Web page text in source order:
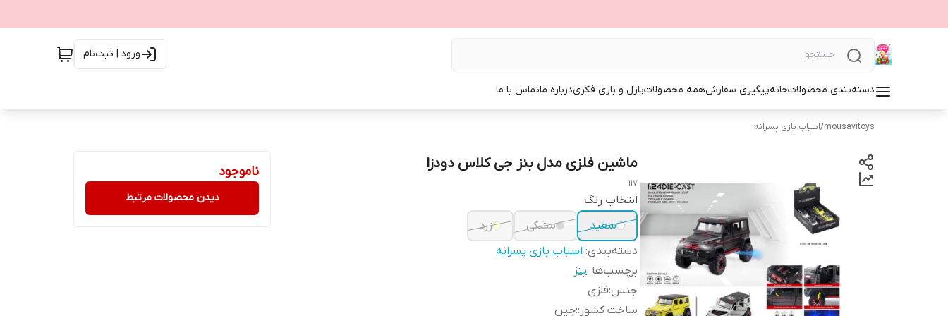
ورود | ثبت‌نام
دسته‌بندی محصولاتخانهپیگیری سفارشهمه محصولاتپازل و بازی فکریدرباره ماتماس با ما
mousavitoys
/اسباب بازی پسرانه
ماشین فلزی مدل بنز جی کلاس دودزا
117
انتخاب رنگ
سفید
مشکی
زرد
دسته‌بندی: اسباب بازی پسرانه
برچسب‌ها :بنز
جنس:فلزی
ساخت کشور::چین
ناموجود
دیدن محصولات مرتبط